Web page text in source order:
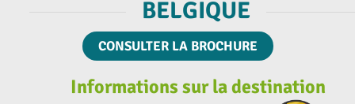
BELGIQUE
CONSULTER LA BROCHURE
Informations sur la destination